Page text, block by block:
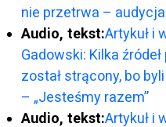
nie przetrwa –
Audio, tekst:Artykuł i
Gadowski: Kilka
został strącony, bo
– „Jesteśmy razem”
Audio, tekst:Artykuł i